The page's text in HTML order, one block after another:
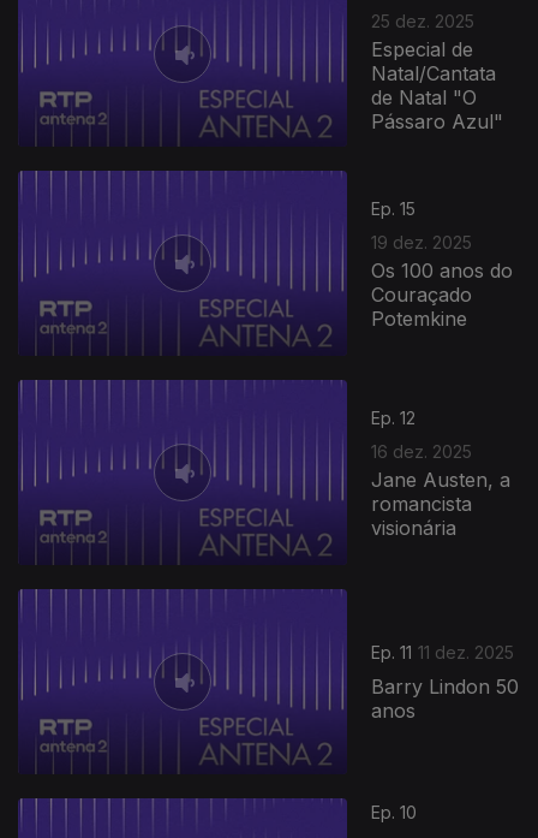
25 dez. 2025
Especial de
Natal/Cantata
de Natal "O
Pássaro Azul"
Ep. 15
19 dez. 2025
Os 100 anos do
Couraçado
Potemkine
Ep. 12
16 dez. 2025
Jane Austen, a
romancista
visionária
Ep. 11 11 dez. 2025
Barry Lindon 50
anos
Ep. 10
897440